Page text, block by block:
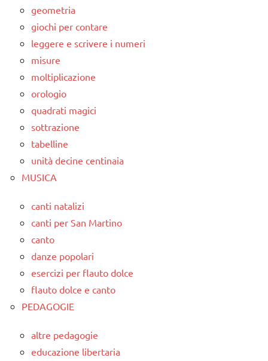
geometria
giochi per contare
leggere e scrivere i numeri
misure
moltiplicazione
orologio
quadrati magici
sottrazione
tabelline
unità decine centinaia
MUSICA
canti natalizi
canti per San Martino
canto
danze popolari
esercizi per flauto dolce
flauto dolce e canto
PEDAGOGIE
altre pedagogie
educazione libertaria